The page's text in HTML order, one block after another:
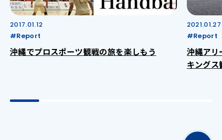
2017.01.12
#Report
沖縄でプロスポーツ観戦の旅を楽しもう
2021.01.27
#Report
沖縄アリ
キングス